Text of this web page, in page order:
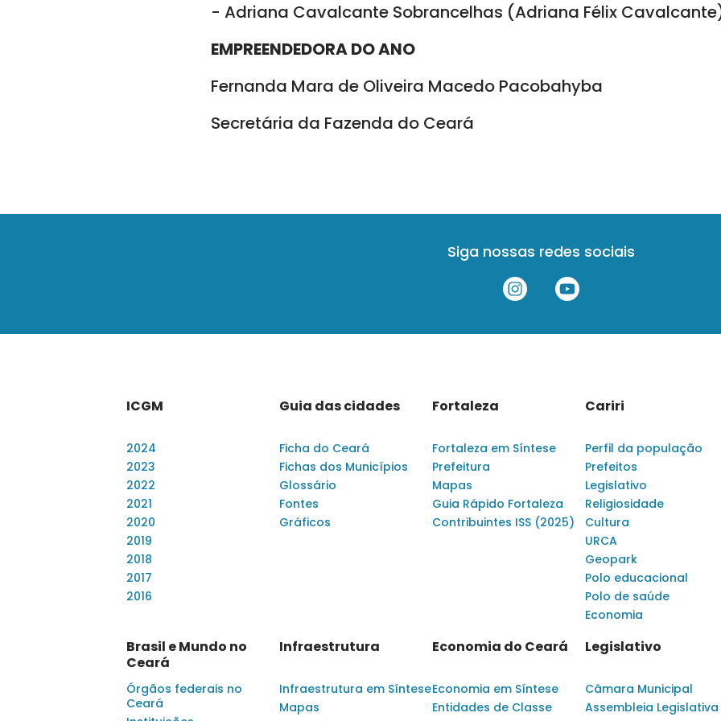
- Adriana Cavalcante Sobrancelhas (Adriana Félix
EMPREENDEDORA DO ANO
Fernanda Mara de Oliveira Macedo Pacobahyba
Secretária da Fazenda do Ceará
Siga nossas redes sociais
ICGM
2024
2023
2022
2021
2020
2019
2018
2017
2016
Guia das cidades
Ficha do Ceará
Fichas dos Municípios
Glossário
Fontes
Gráficos
Fortaleza
Fortaleza em Síntese
Prefeitura
Mapas
Guia Rápido Fortaleza
Contribuintes ISS (2025)
Cariri
Perfil da população
Prefeitos
Legislativo
Religiosidade
Cultura
URCA
Geopark
Polo educacional
Polo de saúde
Economia
Brasil e Mundo no
Ceará
Órgãos federais no
Ceará
Infraestrutura
Infraestrutura em Síntese
Mapas
Economia do Ceará
Economia em Síntese
Entidades de Classe
Legislativo
Câmara Municipal
Assembleia Legislativa